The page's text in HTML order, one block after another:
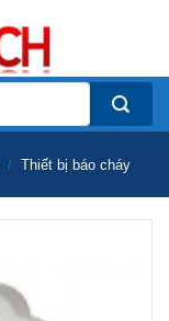
/ Thiết bị báo cháy